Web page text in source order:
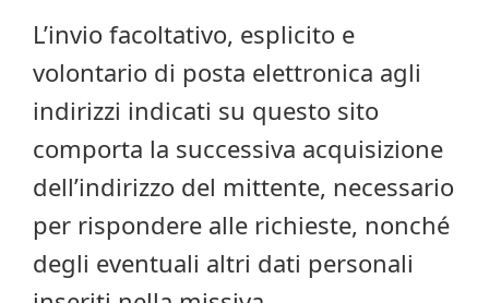
L’invio facoltativo, esplicito e
volontario di posta elettronica agli
indirizzi indicati su questo sito
comporta la successiva acquisizione
dell’indirizzo del mittente, necessario
per rispondere alle richieste, nonché
degli eventuali altri dati personali